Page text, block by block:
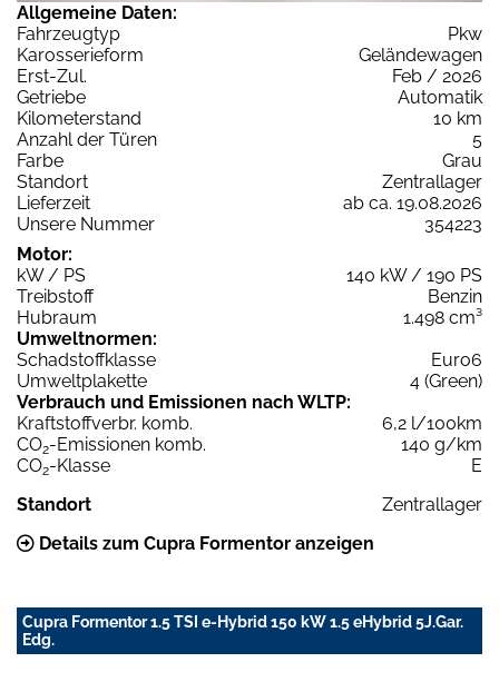
Allgemeine Daten:
Fahrzeugtyp
Pkw
Karosserieform
Geländewagen
Erst-Zul.
Feb / 2026
Getriebe
Automatik
Kilometerstand
10 km
Anzahl der Türen
5
Farbe
Grau
Standort
Zentrallager
Lieferzeit
ab ca. 19.08.2026
Unsere Nummer
354223
Motor:
kW / PS
140 kW / 190 PS
Treibstoff
Benzin
Hubraum
1.498 cm³
Umweltnormen:
Schadstoffklasse
Euro6
Umweltplakette
4 (Green)
Verbrauch und Emissionen nach WLTP:
Kraftstoffverbr. komb.
6,2 l/100km
CO2-Emissionen komb.
140 g/km
CO2-Klasse
E
Standort
Zentrallager
Details zum Cupra Formentor anzeigen
Cupra Formentor 1.5 TSI e-Hybrid 150 kW 1.5 eHybrid 5J.Gar.
Edg.